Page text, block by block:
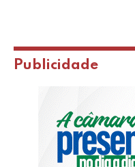
Publicidade